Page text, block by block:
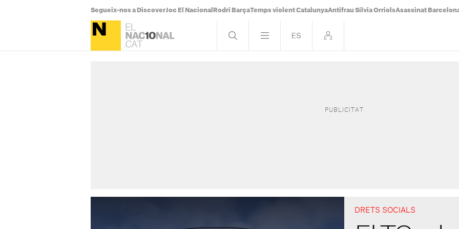
Segueix-nos a DiscoverJoc El Nacional Rodri BarçaTemps violent CatalunyaAntifrau Sílvia OrriolsAsassinat
DRETS SOCIALS